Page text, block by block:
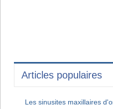
Articles populaires
Les sinusites maxillaires